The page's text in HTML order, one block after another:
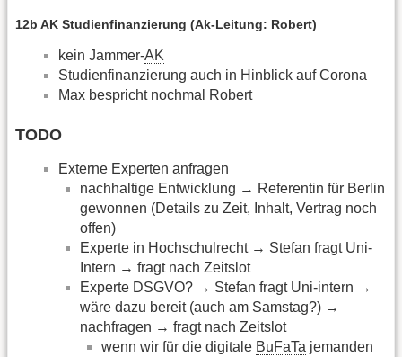
12b AK Studienfinanzierung (Ak-Leitung: Robert)
kein Jammer-AK
Studienfinanzierung auch in Hinblick auf Corona
Max bespricht nochmal Robert
TODO
Externe Experten anfragen
nachhaltige Entwicklung → Referentin für Berlin
gewonnen (Details zu Zeit, Inhalt, Vertrag noch
offen)
Experte in Hochschulrecht → Stefan fragt Uni-
Intern → fragt nach Zeitslot
Experte DSGVO? → Stefan fragt Uni-intern →
wäre dazu bereit (auch am Samstag?) →
nachfragen → fragt nach Zeitslot
wenn wir für die digitale BuFaTa jemanden